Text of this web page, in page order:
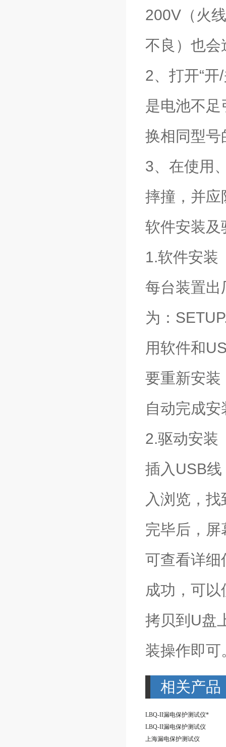
200V（火
不良）也会
2、打开“
是电池不
换相同型号
3、在使用
摔撞，并应
软件安装及
1.软件安装
每台装置出
为：
用软件和
要重新安装
自动完成安
2.驱动安装
插入USB
入浏览，
完毕后，
可查看详细
成功，可
拷贝到U盘
装操作即
相关产品
LBQ-II漏电保护测试仪*
LBQ-II漏电保护测试仪
上海漏电保护测试仪